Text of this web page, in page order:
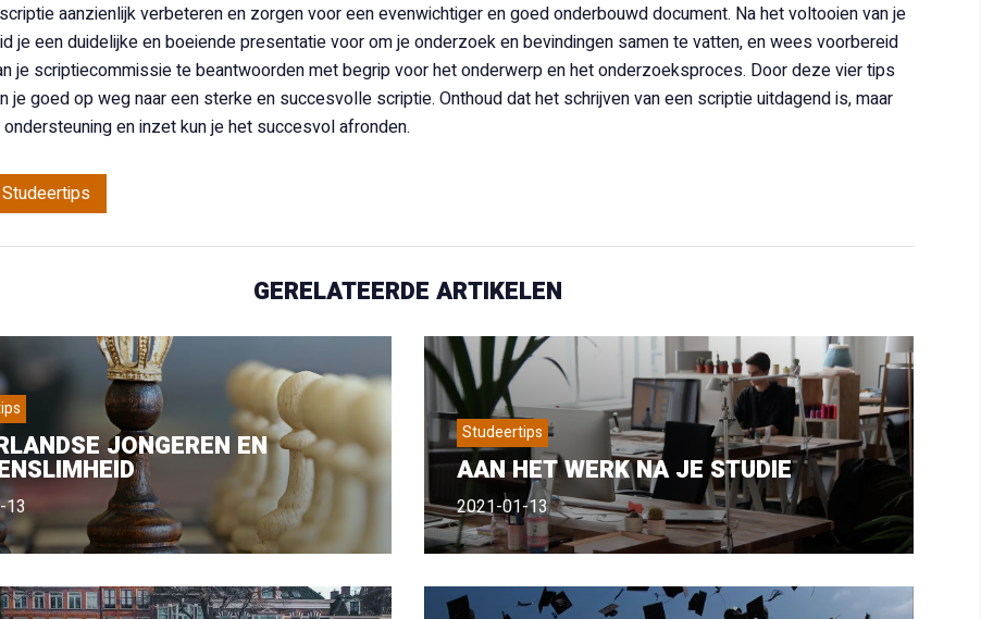
aanzienlijk verbeteren en zorgen voor een evenwichtiger en goed onderbouwd document. Na het voltooien van je
je een duidelijke en boeiende presentatie voor om je onderzoek en bevindingen samen te vatten, en wees voorbereid
je scriptiecommissie te beantwoorden met begrip voor het onderwerp en het onderzoeksproces. Door deze vier tips
je goed op weg naar een sterke en succesvolle scriptie. Onthoud dat het schrijven van een scriptie uitdagend is, maar
en inzet kun je het succesvol afronden.
GERELATEERDE ARTIKELEN
JONGEREN EN
13
Studeertips
AAN HET WERK NA JE STUDIE
2021-01-13